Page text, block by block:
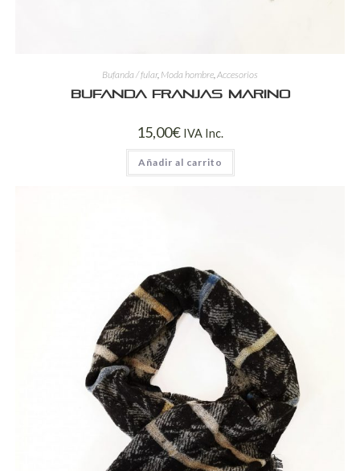
Bufanda / fular, Moda hombre Accesorios
Bufanda franjas marino
15,00€ IVA Inc.
Añadir al carrito